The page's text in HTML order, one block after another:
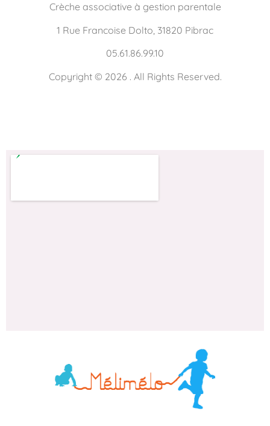
Crèche associative à gestion parentale
1 Rue Francoise Dolto, 31820 Pibrac
05.61.86.99.10
Copyright © 2026 . All Rights Reserved.